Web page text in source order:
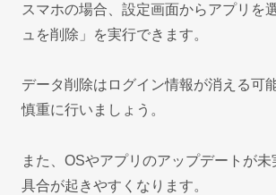
スマホの場合、設定画面からアプリを
ュを削除」を実行できます。
データ削除はログイン情報が消える可
慎重に行いましょう。
また、OSやアプリのアップデートが
具合が起きやすくなります。